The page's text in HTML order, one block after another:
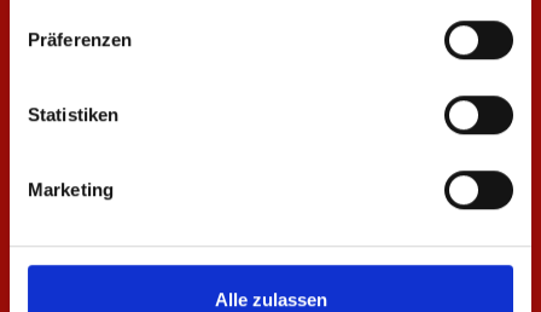
Präferenzen
Statistiken
Marketing
Alle zulassen